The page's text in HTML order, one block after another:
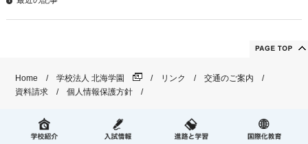
Home 学校法人 北海学園 リンク
交通のご案内
資料請求
個人情報保護方針